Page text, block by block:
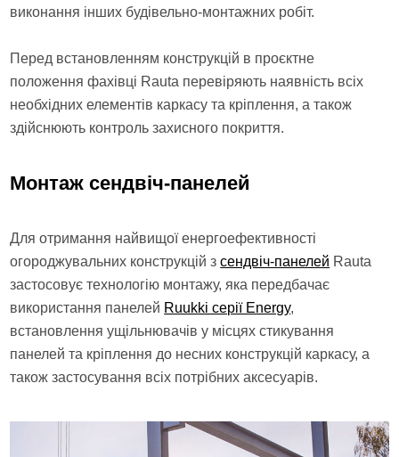
виконання інших будівельно-монтажних робіт.
Перед встановленням конструкцій в проєктне
положення фахівці Rauta перевіряють наявність всіх
необхідних елементів каркасу та кріплення, а також
здійснюють контроль захисного покриття.
Монтаж сендвіч-панелей
Для отримання найвищої енергоефективності
огороджувальних конструкцій зсендвіч-панелей Rauta
застосовує технологію монтажу, яка передбачає
використання панелей Ruukki серії Energy,
встановлення ущільнювачів у місцях стикування
панелей та кріплення до несних конструкцій каркасу, а
також застосування всіх потрібних аксесуарів.